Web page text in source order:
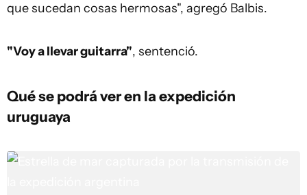
que sucedan cosas hermosas", agregó Balbis.
"Voy a llevar guitarra", sentenció.
Qué se podrá ver en la expedición
uruguaya